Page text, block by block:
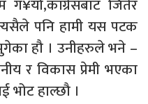
जितेर
पनि हामी यस पटक
हौ । उनीहरुले भने –
र विकास प्रेमी भएका
हाल्छौ ।